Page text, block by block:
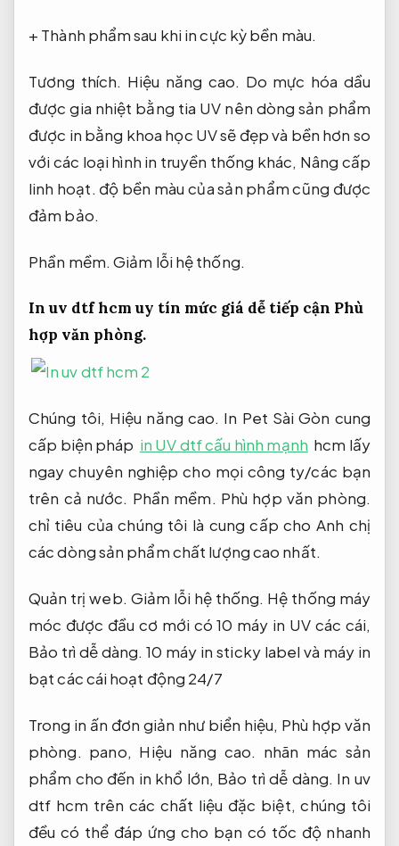
+ Thành phẩm sau khi in cực kỳ bền màu.
Tương thích. Hiệu năng cao. Do mực hóa dầu
được gia nhiệt bằng tia UV nên dòng sản phẩm
được in bằng khoa học UV sẽ đẹp và bền hơn so
với các loại hình in truyền thống khác, Nâng cấp
linh hoạt. độ bền màu của sản phẩm cũng được
đảm bảo.
Phần mềm. Giảm lỗi hệ thống.
In uv dtf hcm uy tín mức giá dễ tiếp cận Phù
hợp văn phòng.
Chúng tôi, Hiệu năng cao. In Pet Sài Gòn cung
cấp biện pháp in UV dtf cấu hình mạnh hcm lấy
ngay chuyên nghiệp cho mọi công ty/các bạn
trên cả nước. Phần mềm. Phù hợp văn phòng.
chỉ tiêu của chúng tôi là cung cấp cho Anh chị
các dòng sản phẩm chất lượng cao nhất.
Quản trị web. Giảm lỗi hệ thống. Hệ thống máy
móc được đầu cơ mới có 10 máy in UV các cái,
Bảo trì dễ dàng. 10 máy in sticky label và máy in
bạt các cái hoạt động 24/7
Trong in ấn đơn giản như biển hiệu, Phù hợp văn
phòng. pano, Hiệu năng cao. nhãn mác sản
phẩm cho đến in khổ lớn, Bảo trì dễ dàng. In uv
dtf hcm trên các chất liệu đặc biệt, chúng tôi
đều có thể đáp ứng cho bạn có tốc độ nhanh